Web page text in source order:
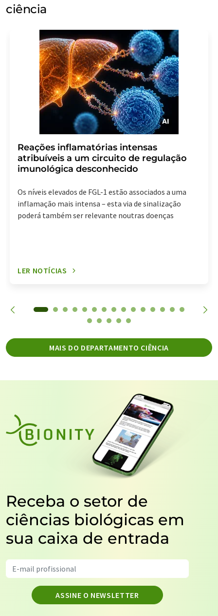
ciência
Reações inflamatórias intensas
atribuíveis a um circuito de regulação
imunológica desconhecido
Os níveis elevados de FGL-1 estão associados a uma
inflamação mais intensa – esta via de sinalização
poderá também ser relevante noutras doenças
LER NOTÍCIAS
MAIS DO DEPARTAMENTO CIÊNCIA
Receba o setor de
ciências biológicas em
sua caixa de entrada
ASSINE O NEWSLETTER